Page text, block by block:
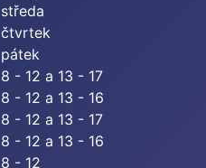
středa
čtvrtek
pátek
8 - 12 a 13 - 17
8 - 12 a 13 - 16
8 - 12 a 13 - 17
8 - 12 a 13 - 16
8 - 12